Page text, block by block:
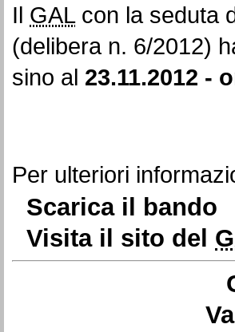
Il GALcon la seduta
(delibera n. 6/2012)
sino al 23.11.2012 -
Per ulteriori
Scarica il bando
Visita il sito del